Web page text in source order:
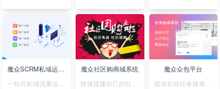
魔众SCRM私域运营系统
一站式私域流量运营平台
魔众社区购商城系统
快速搭建自己的社区购物网站
魔众众包平台
提供在线任务接单平台系统